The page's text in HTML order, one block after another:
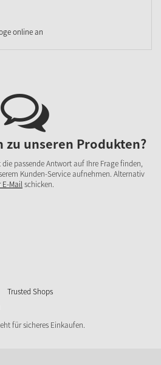
online an
zu unseren Produkten?
passende Antwort auf Ihre Frage finden,
Kunden-Service aufnehmen. Alternativ
E-Mailschicken.
für sicheres Einkaufen.